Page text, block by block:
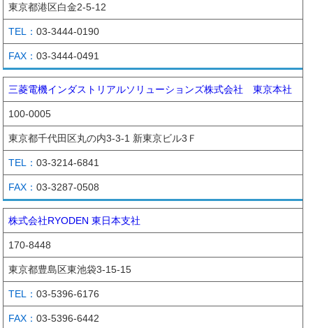
東京都港区白金2-5-12
03-3444-0190
03-3444-0491
三菱電機インダストリアルソリューションズ株式会社 東京本社
100-0005
東京都千代田区丸の内3-3-1 新東京ビル3Ｆ
03-3214-6841
03-3287-0508
株式会社RYODEN 東日本支社
170-8448
東京都豊島区東池袋3-15-15
03-5396-6176
03-5396-6442